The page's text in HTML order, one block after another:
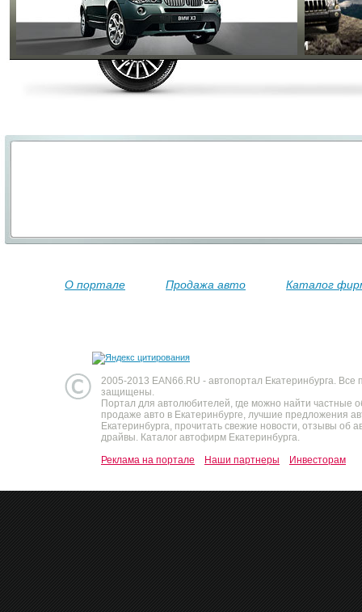
О портале Продажа авто Каталог
2005-2013 EAN66.RU - автопортал Екатеринбурга. Все
защищены.
Портал для автолюбителей, где можно найти частные
продаже авто в Екатеринбурге, лучшие предложения
Екатеринбурга, прочитать свежие новости, отзывы об
драйвы. Каталог автофирм Екатеринбурга.
Реклама на портале
Наши партнеры Инвесторам